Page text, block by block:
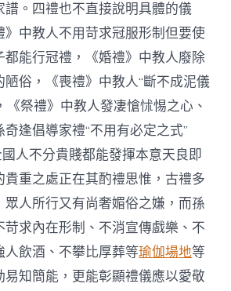
譜。四禮也不直接說明具體的儀
》中教人不用苛求冠服形制但要使
都能行冠禮，《婚禮》中教人廢除
俗，《喪禮》中教人“斷不成泥儀
《祭禮》中教人發凄愴怵惕之心、
逢倡導家禮“不用有必定之式”
人不分貴賤都能發揮本意天良即
貴重之處正在其酌禮思惟，古禮多
人所行又有尚奢媚俗之嫌，而孫
苛求內在形制、不消宣傳戲樂、不
人飲酒、不攀比厚葬等瑜伽場地等
知簡能，更能彰顯禮儀應以愛敬